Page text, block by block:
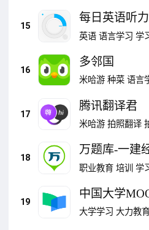
15
每日英语听力
英语 语言学习 学
16
多邻国
米哈游 种菜 语言
17
腾讯翻译君
米哈游 拍照翻译
18
万题库-一建
师造价安全
职业教育 培训 学
19
中国大学
大学学习 大力教